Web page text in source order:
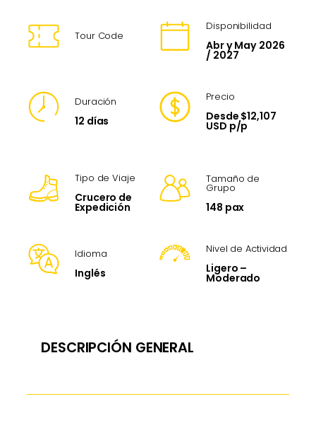
Tour Code
Disponibilidad
Abr y May 2026
/ 2027
Duración
12 días
Precio
Desde $12,107
USD p/p
Tipo de Viaje
Crucero de
Expedición
Tamaño de
Grupo
148 pax
Idioma
Inglés
Nivel de Actividad
Ligero –
Moderado
DESCRIPCIÓN GENERAL